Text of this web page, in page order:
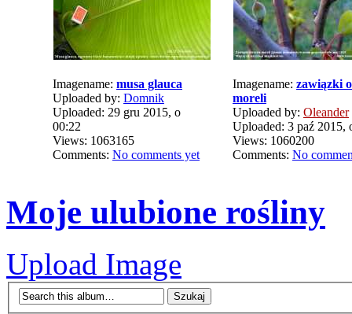
Imagename: musa glauca
Uploaded by: Domnik
Uploaded: 29 gru 2015, o
00:22
Views: 1063165
Comments: No comments yet
Imagename: zawiązki
moreli
Uploaded by: Oleander
Uploaded: 3 paź 2015,
Views: 1060200
Comments: No
Moje ulubione rośliny
Upload Image